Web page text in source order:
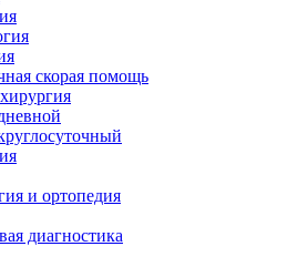
скорая помощь
и ортопедия
диагностика